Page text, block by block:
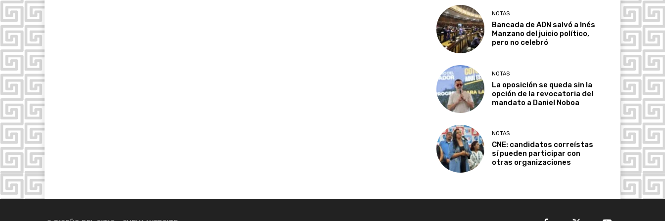
NOTAS
Bancada de ADN salvó a Inés
Manzano del juicio político,
pero no celebró
NOTAS
La oposición se queda sin la
opción de la revocatoria del
mandato a Daniel Noboa
NOTAS
CNE: candidatos correístas
sí pueden participar con
otras organizaciones